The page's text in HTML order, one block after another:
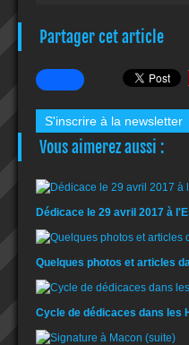
Partager cet article
S'inscrire à la newsletter
Vous aimerez aussi :
Dédicace le 29 avril 2017 à
Quelques photos et articles
Cycle de dédicaces dans les